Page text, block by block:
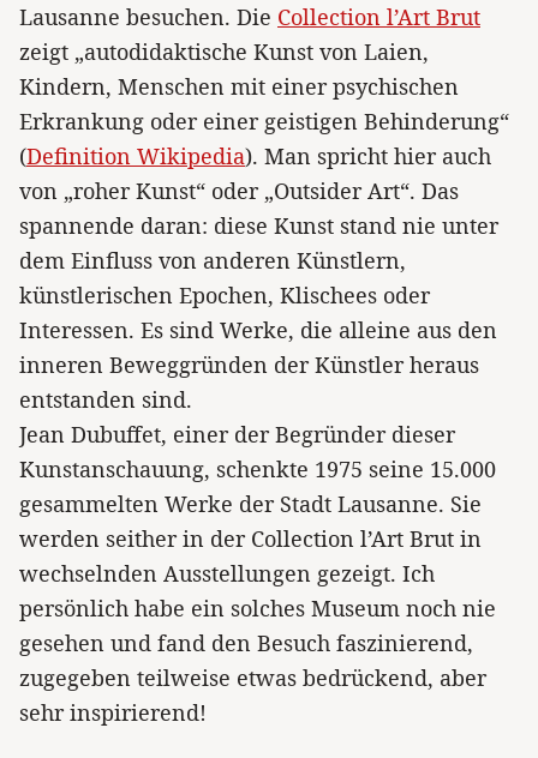
Lausanne besuchen. Die Collection l’Art Brut
zeigt „autodidaktische Kunst von Laien,
Kindern, Menschen mit einer psychischen
Erkrankung oder einer geistigen Behinderung“
(Definition Wikipedia). Man spricht hier auch
von „roher Kunst“ oder „Outsider Art“. Das
spannende daran: diese Kunst stand nie unter
dem Einfluss von anderen Künstlern,
künstlerischen Epochen, Klischees oder
Interessen. Es sind Werke, die alleine aus den
inneren Beweggründen der Künstler heraus
entstanden sind.
Jean Dubuffet, einer der Begründer dieser
Kunstanschauung, schenkte 1975 seine 15.000
gesammelten Werke der Stadt Lausanne. Sie
werden seither in der Collection l’Art Brut in
wechselnden Ausstellungen gezeigt. Ich
persönlich habe ein solches Museum noch nie
gesehen und fand den Besuch faszinierend,
zugegeben teilweise etwas bedrückend, aber
sehr inspirierend!